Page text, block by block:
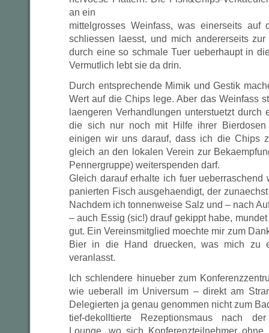
an ein
mittelgrosses Weinfass, was einerseits auf
schliessen laesst, und mich andererseits
durch eine so schmale Tuer ueberhaupt in
Vermutlich lebt sie da drin.
Durch entsprechende Mimik und Gestik
Wert auf die Chips lege. Aber das Weinfass
laengeren Verhandlungen unterstuetzt durch
die sich nur noch mit Hilfe ihrer Bierdosen
einigen wir uns darauf, dass ich die Chips
gleich an den lokalen Verein zur
Pennergruppe) weiterspenden darf.
Gleich darauf erhalte ich fuer
panierten Fisch ausgehaendigt, der
Nachdem ich tonnenweise Salz und – nach
– auch Essig (sic!) drauf gekippt habe,
gut. Ein Vereinsmitglied moechte mir zum
Bier in die Hand druecken, was mich zu
veranlasst.
Ich schlendere hinueber zum
wie ueberall im Universum – direkt am
Delegierten ja genau genommen nicht zum
tief-dekolltierte Rezeptionsmaus nach
Lounge, wo sich Konferenzteilnehmer